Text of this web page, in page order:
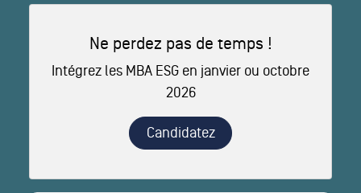
Ne perdez pas de temps !
Intégrez les MBA ESG en janvier ou octobre
2026
Candidatez